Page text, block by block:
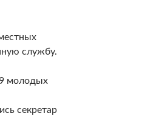
службу.
молодых
секретар